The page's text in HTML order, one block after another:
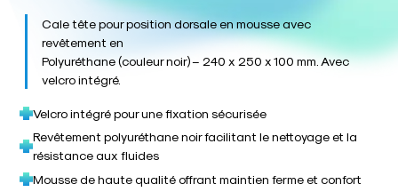
Cale tête pour position dorsale en mousse avec
revêtement en
Polyuréthane (couleur noir) – 240 x 250 x 100 mm. Avec
velcro intégré.
Velcro intégré pour une fixation sécurisée
Revêtement polyuréthane noir facilitant le nettoyage et la
résistance aux fluides
Mousse de haute qualité offrant maintien ferme et confort